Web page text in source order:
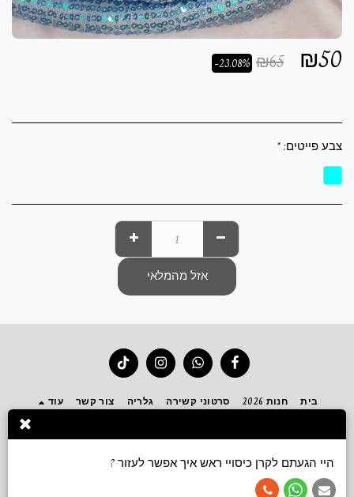
₪50
₪65
-23.08%
צבע פייטים:*
אזל מהמלאי
בית חנות 2026 סרטוני קשירה גלריה צור קשר עוד
הירשם
זכויות יוצרים © 2026 כל הזכויות שמורות -
היי הגעתם לקרן כיסויי ראש איך אפשר לעזור ?